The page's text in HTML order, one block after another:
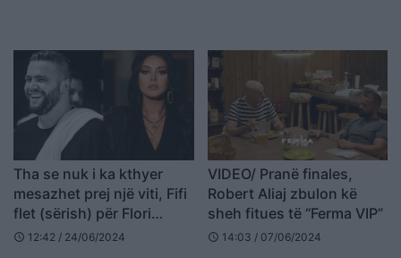
Tha se nuk i ka kthyer
mesazhet prej një viti, Fifi
flet (sërish) për Flori
Mumajesin: E kam
schedule 12:42 / 24/06/2024
VIDEO/ Pranë finales,
Robert Aliaj zbulon kë
sheh fitues të “Ferma VIP”
schedule 14:03 / 07/06/2024